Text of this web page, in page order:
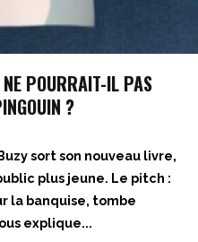
POURRAIT-IL PAS
?
sort son nouveau livre,
plus jeune. Le pitch :
la banquise, tombe
explique...